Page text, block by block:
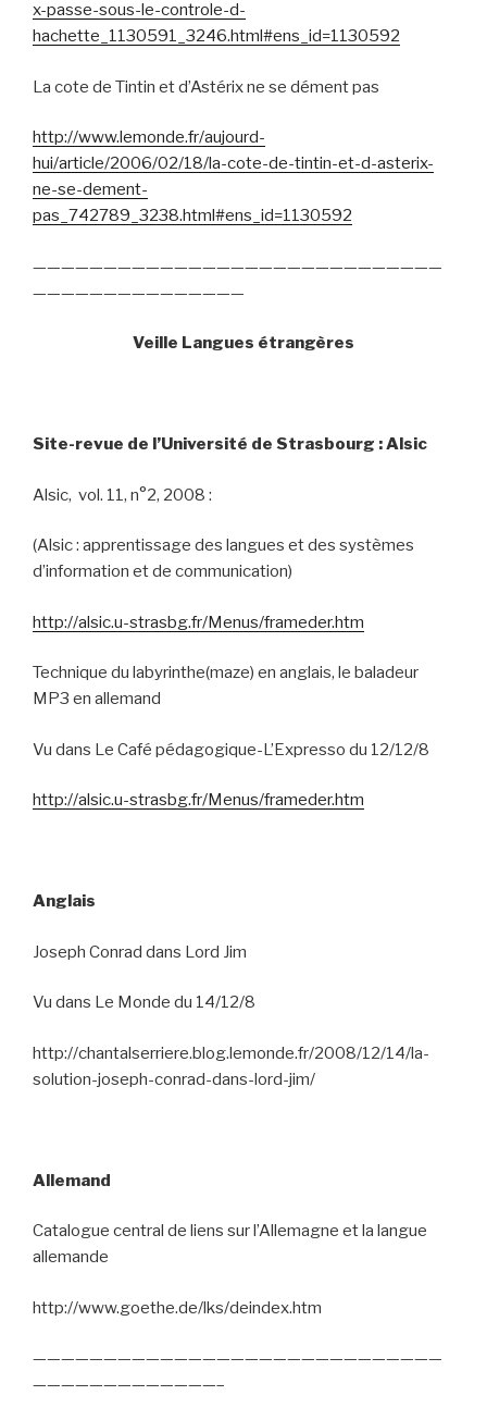
x-passe-sous-le-controle-d-
hachette_1130591_3246.html#ens_id=1130592
La cote de Tintin et d’Astérix ne se dément pas
http://www.lemonde.fr/aujourd-
hui/article/2006/02/18/la-cote-de-tintin-et-d-asterix-
ne-se-dement-
pas_742789_3238.html#ens_id=1130592
—————————————————————————————
———————————————
Veille Langues étrangères
Site-revue de l’Université de Strasbourg : Alsic
Alsic, vol. 11, n°2, 2008 :
(Alsic : apprentissage des langues et des systèmes
d’information et de communication)
http://alsic.u-strasbg.fr/Menus/frameder.htm
Technique du labyrinthe(maze) en anglais, le baladeur
MP3 en allemand
Vu dans Le Café pédagogique-L’Expresso du 12/12/8
http://alsic.u-strasbg.fr/Menus/frameder.htm
Anglais
Joseph Conrad dans Lord Jim
Vu dans Le Monde du 14/12/8
http://chantalserriere.blog.lemonde.fr/2008/12/14/la-
solution-joseph-conrad-dans-lord-jim/
Allemand
Catalogue central de liens sur l’Allemagne et la langue
allemande
http://www.goethe.de/lks/deindex.htm
—————————————————————————————
—————————————–